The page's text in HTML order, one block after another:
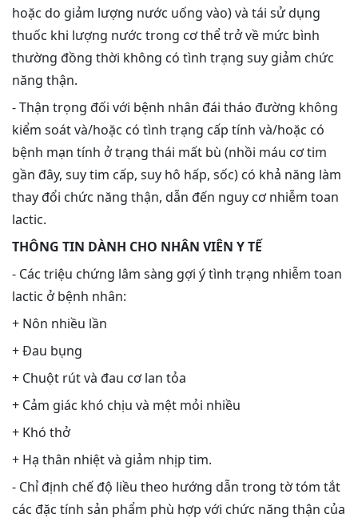
hoặc do giảm lượng nước uống vào) và tái sử dụng
thuốc khi lượng nước trong cơ thể trở về mức bình
thường đồng thời không có tình trạng suy giảm chức
năng thận.
- Thận trọng đối với bệnh nhân đái tháo đường không
kiểm soát và/hoặc có tình trạng cấp tính và/hoặc có
bệnh mạn tính ở trạng thái mất bù (nhồi máu cơ tim
gần đây, suy tim cấp, suy hô hấp, sốc) có khả năng làm
thay đổi chức năng thận, dẫn đến nguy cơ nhiễm toan
lactic.
THÔNG TIN DÀNH CHO NHÂN VIÊN Y TẾ
- Các triệu chứng lâm sàng gợi ý tình trạng nhiễm toan
lactic ở bệnh nhân:
+ Nôn nhiều lần
+ Đau bụng
+ Chuột rút và đau cơ lan tỏa
+ Cảm giác khó chịu và mệt mỏi nhiều
+ Khó thở
+ Hạ thân nhiệt và giảm nhịp tim.
- Chỉ định chế độ liều theo hướng dẫn trong tờ tóm tắt
các đặc tính sản phẩm phù hợp với chức năng thận của